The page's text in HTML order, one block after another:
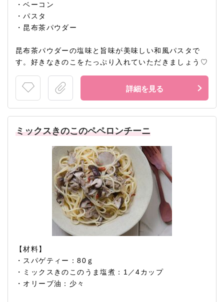
・ベーコン
・パスタ
・昆布茶パウダー
昆布茶パウダーの塩味と旨味が美味しい和風パスタで
す。好きなきのこをたっぷり入れていただきましょう♡
詳細を見る
ミックスきのこのペペロンチーニ
【材料】
・スパゲティー：80ｇ
・ミックスきのこのうま塩煮：1／4カップ
・オリーブ油：少々